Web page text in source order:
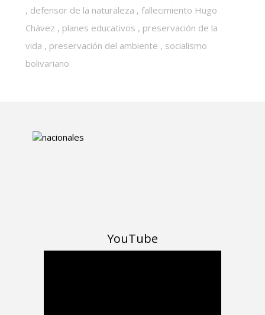
, defensor de la naturaleza , fallecimiento Hugo
Chávez , planes educativos , preservación de la
vida , preservación del ambiente , socialismo
bolivariano
YouTube